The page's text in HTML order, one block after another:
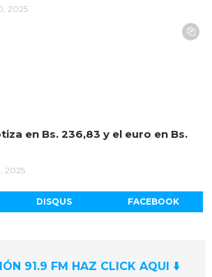
2025
en Bs. 236,83 y el euro en Bs.
2025
DISQUS FACEBOOK
91.9 FM HAZ CLICK AQUI ⬇️